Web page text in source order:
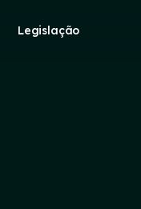
Legislação